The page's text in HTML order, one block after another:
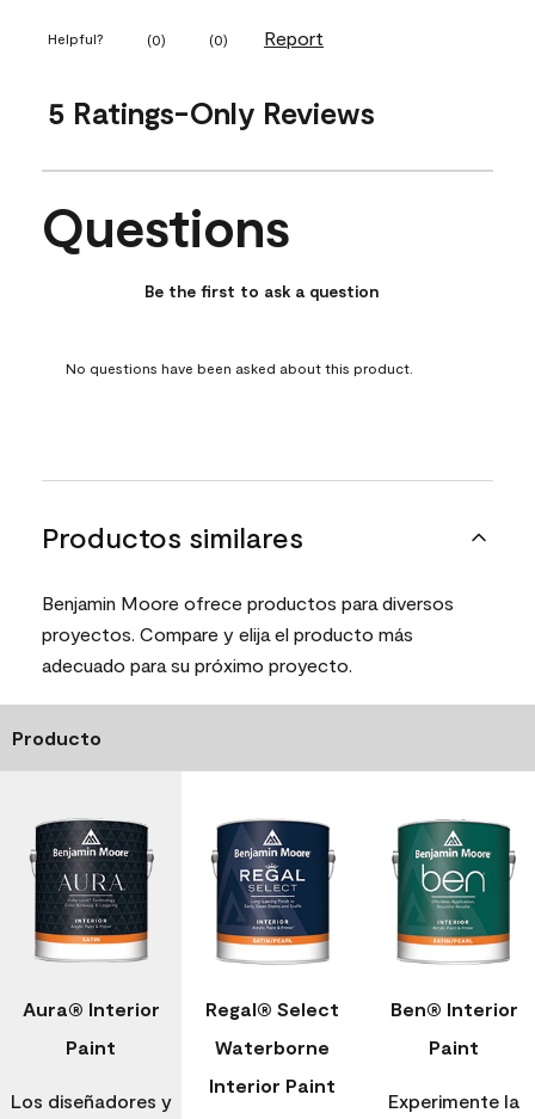
Helpful? (0) (0) Report
5 Ratings-Only Reviews
No questions have been asked about this product.
Questions
Be the first to ask a question
No questions have been asked about this product.
Productos similares
Benjamin Moore ofrece productos para diversos
proyectos. Compare y elija el producto más
adecuado para su próximo proyecto.
Producto
Aura® Interior
Paint
Los diseñadores y
Regal® Select
Waterborne
Interior Paint
Ben® Interior
Paint
Experimente la